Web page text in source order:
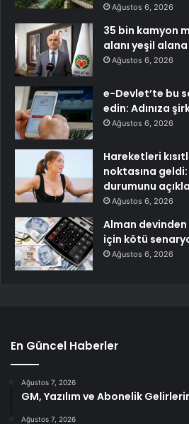
Ağustos 6, 2026
35 bin kamyon
alanı yeşil
Ağustos 6, 2026
e-Devlet’te bu
edin: Adınıza
Ağustos 6, 2026
Hareketleri
noktasına
durumunu
Ağustos 6, 2026
Alman
için kötü
Ağustos 6, 2026
En Güncel Haberler
Ağustos 7, 2026
GM, Yazılım ve Abonelik
Ağustos 7, 2026